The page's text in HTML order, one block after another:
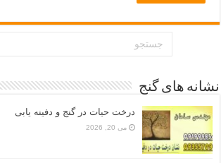
نشانه های گنج
درخت حیات در گنج و دفینه یابی
می 20, 2026